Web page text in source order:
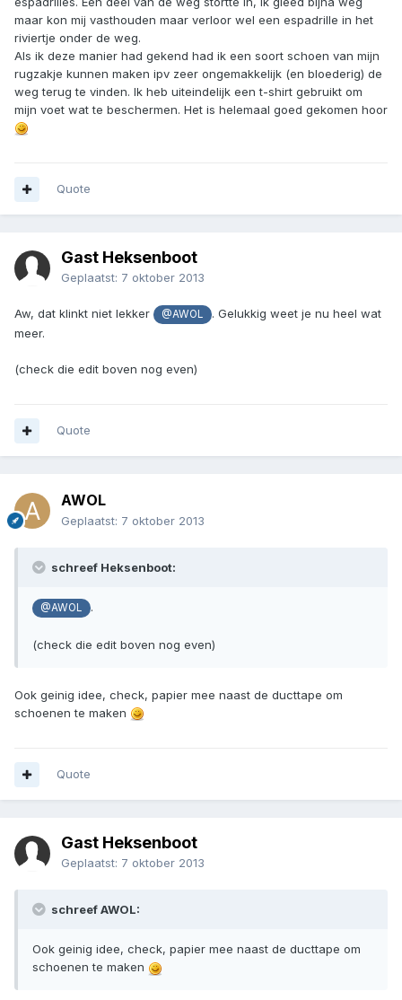
maar kon mij vasthouden maar verloor wel een espadrille in het
riviertje onder de weg.
Als ik deze manier had gekend had ik een soort schoen van mijn
rugzakje kunnen maken ipv zeer ongemakkelijk (en bloederig) de
weg terug te vinden. Ik heb uiteindelijk een t-shirt gebruikt om
mijn voet wat te beschermen. Het is helemaal goed gekomen hoor
Quote
Gast Heksenboot
Geplaatst: 7 oktober 2013
Aw, dat klinkt niet lekker @AWOL
. Gelukkig weet je nu heel wat
meer.
(check die edit boven nog even)
Quote
AWOL
Geplaatst: 7 oktober 2013
schreef Heksenboot:
@AWOL .
(check die edit boven nog even)
Ook geinig idee, check, papier mee naast de ducttape om
schoenen te maken
Quote
Gast Heksenboot
Geplaatst: 7 oktober 2013
schreef AWOL:
Ook geinig idee, check, papier mee naast de ducttape om
schoenen te maken